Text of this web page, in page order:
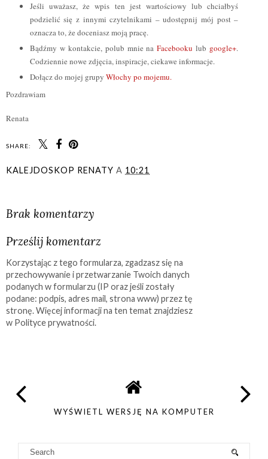
Jeśli uważasz, że wpis ten jest wartościowy lub chciałbyś
podzielić się z innymi czytelnikami – udostępnij mój post –
oznacza to, że doceniasz moją pracę.
Bądźmy w kontakcie, polub mnie naFacebooku lub google+.
Codziennie nowe zdjęcia, inspiracje, ciekawe informacje.
Dołącz do mojej grupy Włochy po mojemu.
Pozdrawiam
Renata
SHARE:
KALEJDOSKOP RENATY A 10:21
Brak komentarzy
Prześlij komentarz
Korzystając z tego formularza, zgadzasz się na
przechowywanie i przetwarzanie Twoich danych
podanych w formularzu (IP oraz jeśli zostały
podane: podpis, adres mail, strona www) przez tę
stronę. Więcej informacji na ten temat znajdziesz
w Polityce prywatności.
WYŚWIETL WERSJĘ NA KOMPUTER